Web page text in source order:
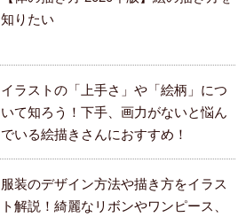
知りたい
イラストの「上手さ」や「絵柄」につ
いて知ろう！下手、画力がないと悩ん
でいる絵描きさんにおすすめ！
服装のデザイン方法や描き方をイラス
ト解説！綺麗なリボンやワンピース、